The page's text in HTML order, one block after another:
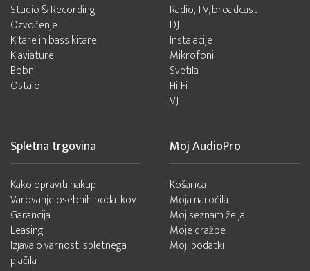
Studio & Recording
Ozvočenje
Kitare in bass kitare
Klaviature
Bobni
Ostalo
Radio, TV, broadcast
DJ
Instalacije
Mikrofoni
Svetila
Hi-Fi
VJ
Spletna trgovina
Kako opraviti nakup
Varovanje osebnih podatkov
Garancija
Leasing
Izjava o varnosti spletnega
plačila
Moj AudioPro
Košarica
Moja naročila
Moj seznam želja
Moje dražbe
Moji podatki